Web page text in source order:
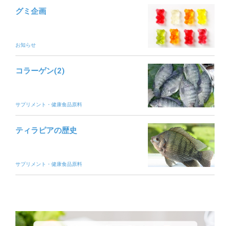
グミ企画
お知らせ
コラーゲン(2)
サプリメント・健康食品原料
ティラピアの歴史
サプリメント・健康食品原料